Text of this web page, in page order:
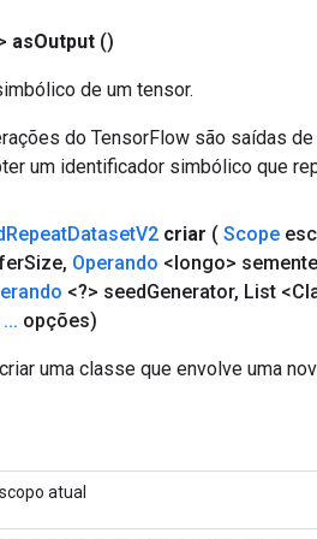
asOutput ()
de um tensor.
do TensorFlow são saídas
um identificador simbólico que
RepeatDatasetV2 criar ( Scope
Size, Operando <longo> semente
<?> seedGenerator, List
... opções)
uma classe que envolve uma
atual